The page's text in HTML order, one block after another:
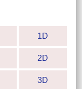
1D
2D
3D